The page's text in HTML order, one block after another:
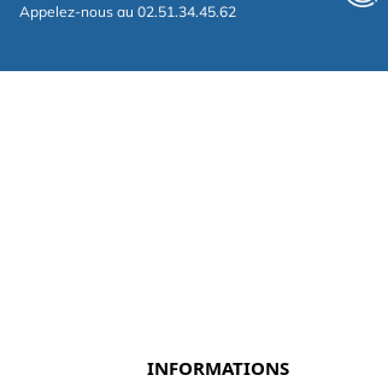
Appelez-nous au 02.51.34.45.62
INFORMATIONS